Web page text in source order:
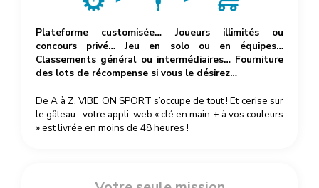
Plateforme customisée… Joueurs illimités ou
concours privé… Jeu en solo ou en équipes…
Classements général ou intermédiaires… Fourniture
des lots de récompense si vous le désirez…
De A à Z, VIBE ON SPORT s’occupe de tout ! Et cerise sur
le gâteau : votre appli-web « clé en main + à vos couleurs
» est livrée en moins de 48 heures !